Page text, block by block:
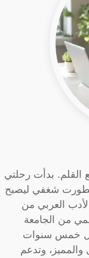
القلم. بدأت رحلتي
شغفي ليصبح
العربي من
من الجامعة
خمس سنوات
وتدعم